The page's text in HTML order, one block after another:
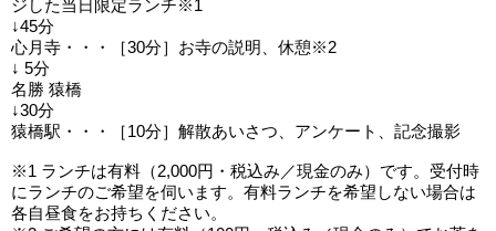
ジした当日限定ランチ※1
↓45分
心月寺・・・［30分］お寺の説明、休憩※2
↓ 5分
名勝 猿橋
↓30分
猿橋駅・・・［10分］解散あいさつ、アンケート、記念撮影
※1 ランチは有料（2,000円・税込み／現金のみ）です。受付時
にランチのご希望を伺います。有料ランチを希望しない場合は
各自昼食をお持ちください。